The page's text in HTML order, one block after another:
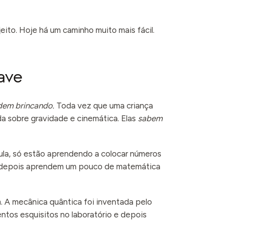
Hoje há um caminho muito mais fácil.
brincando. Toda vez que uma criança
sobre gravidade e cinemática. Elas sabem
só estão aprendendo a colocar números
aprendem um pouco de matemática
A mecânica quântica foi inventada pelo
esquisitos no laboratório e depois